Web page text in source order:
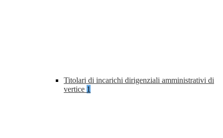
Titolari di incarichi dirigenziali amministrativi di
vertice 1